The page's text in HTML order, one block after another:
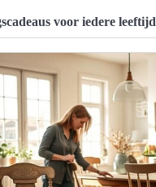
voor iedere leeftijd